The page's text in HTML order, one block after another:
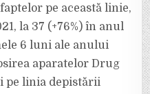
pe această linie,
la 37 (+76%) în anul
6 luni ale anului
aparatelor Drug
pe linia depistării